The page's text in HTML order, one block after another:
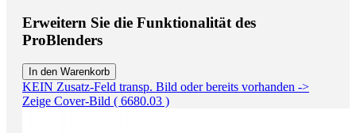
Erweitern Sie die Funktionalität des
ProBlenders
In den Warenkorb
KEIN Zusatz-Feld transp. Bild oder bereits vorhanden ->
Zeige Cover-Bild ( 6680.03 )